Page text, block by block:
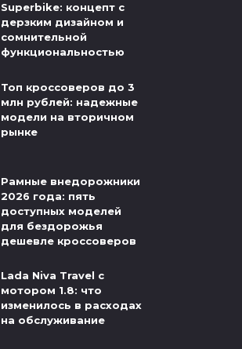
Superbike: концепт с
дерзким дизайном и
сомнительной
функциональностью
Топ кроссоверов до 3
млн рублей: надежные
модели на вторичном
рынке
Рамные внедорожники
2026 года: пять
доступных моделей
для бездорожья
дешевле кроссоверов
Lada Niva Travel с
мотором 1.8: что
изменилось в расходах
на обслуживание